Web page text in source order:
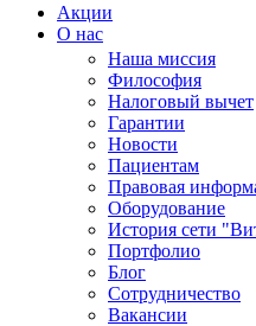
Акции
О нас
Наша миссия
Философия
Налоговый вычет
Гарантии
Новости
Пациентам
Правовая
Оборудование
История сети
Портфолио
Блог
Сотрудничество
Вакансии